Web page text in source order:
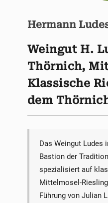
Hermann
Weingut H.
Thörnich,
Klassische
dem
Das Weingut Ludes
Bastion der
spezialisiert auf
Mittelmosel-
Führung von Julian